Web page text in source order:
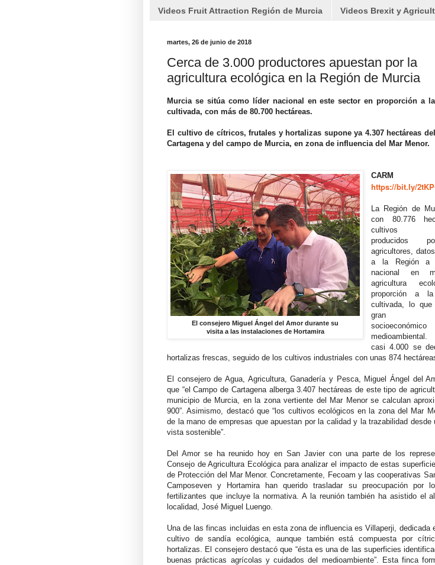
Videos Fruit Attraction Región de Murcia Videos Brexit y
martes, 26 de junio de 2018
Cerca de 3.000 productores apuestan por la
agricultura ecológica en la Región de Murcia
Murcia se sitúa como líder nacional en este sector en proporción a
cultivada, con más de 80.700 hectáreas.
El cultivo de cítricos, frutales y hortalizas supone ya 4.307 hectáreas
Cartagena y del campo de Murcia, en zona de influencia del Mar Menor.
El consejero Miguel Ángel del Amor durante su
visita a las instalaciones de Hortamira
https://bit.ly/
La Región de
con 80.776
cultivos
producidos
agricultores,
a la Región a
nacional en
agricultura
proporción a la
cultivada, lo que
gran
casi 4.000 se
hortalizas frescas, seguido de los cultivos industriales con unas 874
El consejero de Agua, Agricultura, Ganadería y Pesca, Miguel Ángel del
que “el Campo de Cartagena alberga 3.407 hectáreas de este tipo de
municipio de Murcia, en la zona vertiente del Mar Menor se calculan
900”. Asimismo, destacó que “los cultivos ecológicos en la zona del Mar
de la mano de empresas que apuestan por la calidad y la trazabilidad desde
vista sostenible”.
Del Amor se ha reunido hoy en San Javier con una parte de los
Consejo de Agricultura Ecológica para analizar el impacto de estas
de Protección del Mar Menor. Concretamente, Fecoam y las cooperativas
Camposeven y Hortamira han querido trasladar su preocupación por
fertilizantes que incluye la normativa. A la reunión también ha asistido el
localidad, José Miguel Luengo.
Una de las fincas incluidas en esta zona de influencia es Villaperji, dedicada
cultivo de sandía ecológica, aunque también está compuesta por
hortalizas. El consejero destacó que “ésta es una de las superficies
buenas prácticas agrícolas y cuidados del medioambiente”. Esta finca